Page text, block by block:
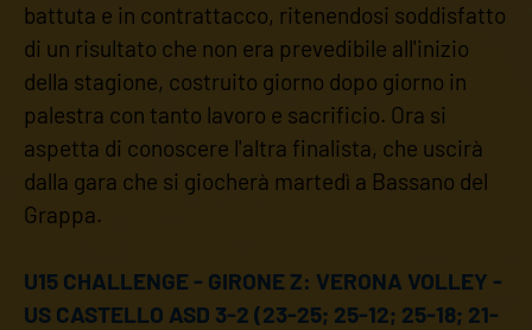
battuta e in contrattacco, ritenendosi soddisfatto
di un risultato che non era prevedibile all'inizio
della stagione, costruito giorno dopo giorno in
palestra con tanto lavoro e sacrificio. Ora si
aspetta di conoscere l'altra finalista, che uscirà
dalla gara che si giocherà martedì a Bassano del
Grappa.
U15 CHALLENGE - GIRONE Z: VERONA VOLLEY -
US CASTELLO ASD 3-2 (23-25; 25-12; 25-18; 21-